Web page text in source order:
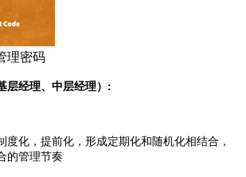
理密码
层经理、中层经理）:
度化，提前化，形成定期化和随机化相结合，
的管理节奏